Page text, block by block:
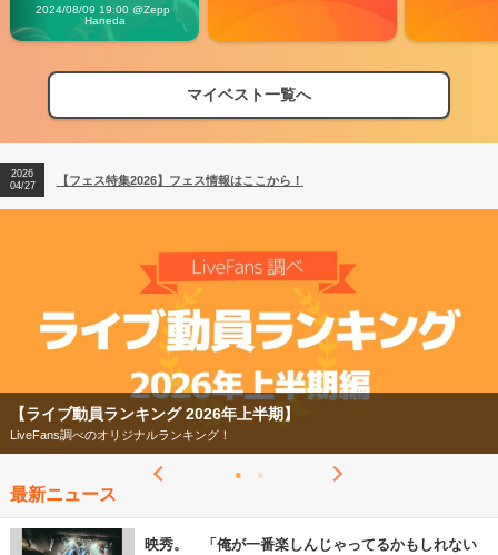
Vibes
2024/08/09 19:00 @Zepp
Haneda
マイベスト一覧へ
【フェス特集2026】フェス情報はここから！
【ライブ動員ランキング】2026年上半期編発表！
2026
04/27
【フェス特集2026】フェス情報はここから！
2026
【ライブ動員ランキング 2026年上半期】
LiveFans調べのオリジナルランキング！
最新ニュース
映秀。 「俺が一番楽しんじゃってるかもしれない